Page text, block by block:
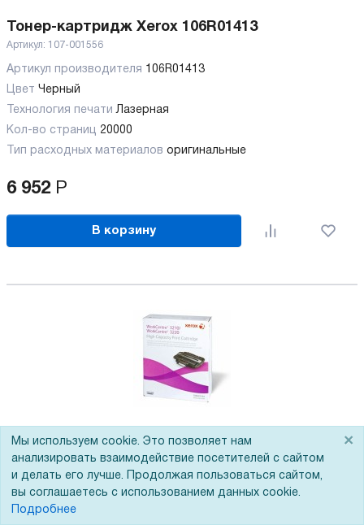
Тонер-картридж Xerox 106R01413
Артикул: 107-001556
Артикул производителя
106R01413
Цвет Черный
Технология печатиЛазерная
Кол-во страниц 20000
Тип расходных материалов оригинальные
6 952 Р
В корзину
Принт-картридж Xerox 106R01487
Артикул производителя106R01487
ЦветЧерный
Технология печати
Мы используем cookie. Это позволяет нам
анализировать взаимодействие посетителей с сайтом
и делать его лучше. Продолжая пользоваться сайтом,
вы соглашаетесь с использованием данных cookie.
Подробнее
×